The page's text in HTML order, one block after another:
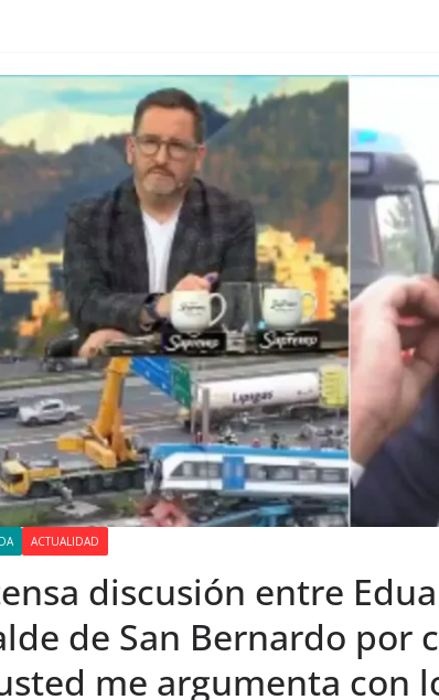
ACTUALIDAD
discusión entre
de San Bernardo por
me argumenta con